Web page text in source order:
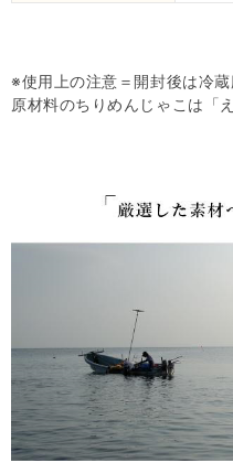
※使用上の注意＝開封後は冷
原材料のちりめんじゃこは「